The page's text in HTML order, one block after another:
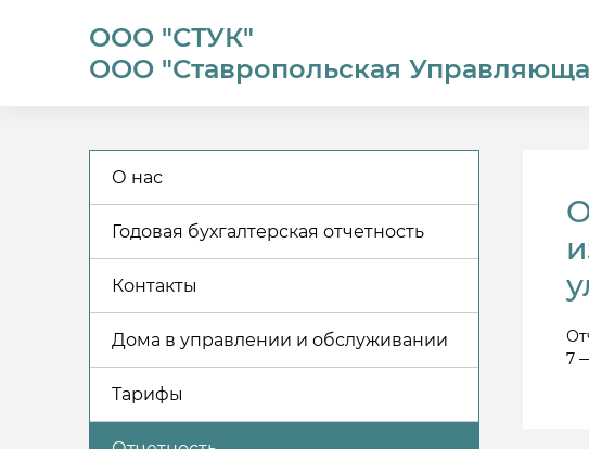
ООО "СТУК"
ООО "Ставропольская
О нас
Годовая бухгалтерская отчетность
Контакты
Дома в управлении и обслуживании
Тарифы
7